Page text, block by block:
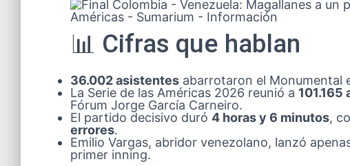
📊 Cifras que hablan
36.002 asistentes abarrotaron el Monumental
La Serie de las Américas 2026 reunió a 101.165
Fórum Jorge García Carneiro.
El partido decisivo duró 4 horas y 6 minutos,
errores.
Emilio Vargas, abridor venezolano, lanzó
primer inning.